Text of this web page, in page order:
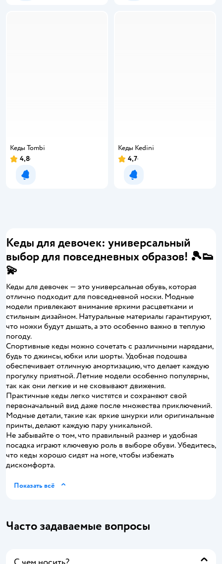
Кеды Tombi
4,8
Уведомить о появлении
Кеды Kedini
4,7
Уведомить о появлении
Кеды для девочек: универсальный
выбор для повседневных образов! 🎾👟
💫
Кеды для девочек — это универсальная обувь, которая
отлично подходит для повседневной носки. Модные
модели привлекают внимание яркими расцветками и
стильным дизайном. Натуральные материалы гарантируют,
что ножки будут дышать, а это особенно важно в теплую
погоду.
Спортивные кеды можно сочетать с различными нарядами,
будь то джинсы, юбки или шорты. Удобная подошва
обеспечивает отличную амортизацию, что делает каждую
прогулку приятной. Летние модели особенно популярны,
так как они легкие и не сковывают движения.
Практичные кеды легко чистятся и сохраняют свой
первоначальный вид даже после множества приключений.
Модные детали, такие как яркие шнурки или оригинальные
принты, делают каждую пару уникальной.
Не забывайте о том, что правильный размер и удобная
посадка играют ключевую роль в выборе обуви. Убедитесь,
что кеды хорошо сидят на ноге, чтобы избежать
дискомфорта.
Показать всё
Часто задаваемые вопросы